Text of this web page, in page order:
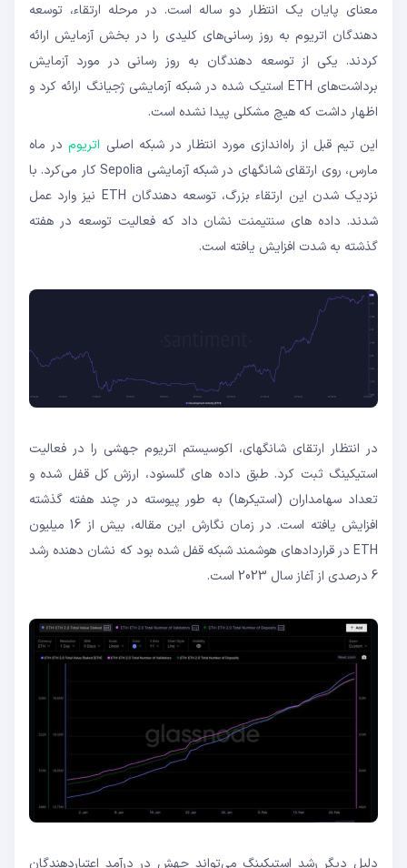
معنای پایان یک انتظار دو ساله است. در مرحله ارتقاء، توسعه
دهندگان اتریوم به روز رسانی‌های کلیدی را در بخش آزمایش ارائه
کردند. یکی از توسعه دهندگان به روز رسانی در مورد آزمایش
برداشت‌های ETH استیک شده در شبکه آزمایشی ژجیانگ ارائه کرد و
اظهار داشت که هیچ مشکلی پیدا نشده است.
این تیم قبل از راه‌اندازی مورد انتظار در شبکه اصلی اتریومدر ماه
مارس، روی ارتقای شانگهای در شبکه آزمایشی Sepolia کار می‌کرد. با
نزدیک شدن این ارتقاء بزرگ، توسعه دهندگان ETH نیز وارد عمل
شدند. داده های سنتیمنت نشان داد که فعالیت توسعه در هفته
گذشته به شدت افزایش یافته است.
در انتظار ارتقای شانگهای، اکوسیستم اتریوم جهشی را در فعالیت
استیکینگ ثبت کرد. طبق داده های گلسنود، ارزش کل قفل شده و
تعداد سهامداران (استیکرها) به طور پیوسته در چند هفته گذشته
افزایش یافته است. در زمان نگارش این مقاله، بیش از 16 میلیون
ETH در قراردادهای هوشمند شبکه قفل شده بود که نشان دهنده رشد
6 درصدی از آغاز سال 2023 است.
دلیل دیگر رشد استیکینگ می‌تواند جهش در درآمد اعتباردهندگان